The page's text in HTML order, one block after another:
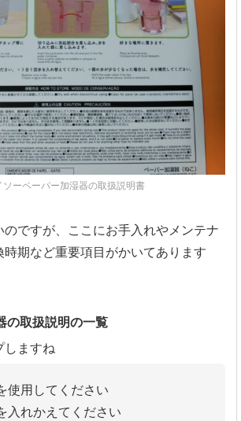
ソーペーパー加湿器の取扱説明書
のですが、ここにお手入れやメンテナ
時期など重要項目がかいてあります
の取扱説明の一覧
しますね
使用してください
入れかえてください